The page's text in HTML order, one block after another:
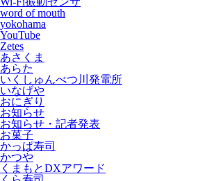
word of mouth
yokohama
YouTube
Zetes
あさくま
あらた
いくしゅんべつ川発電所
いなげや
おにぎり
お知らせ
お知らせ・記者発表
お菓子
かっぱ寿司
かつや
くまもとDXアワード